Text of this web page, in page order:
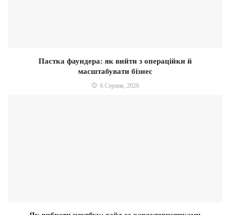
Пастка фаундера: як вийти з операційки й
масштабувати бізнес
6 Серпня, 2026